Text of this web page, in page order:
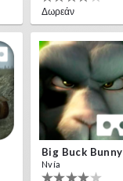
Δωρεάν
Big Buck Bunny
Nvía